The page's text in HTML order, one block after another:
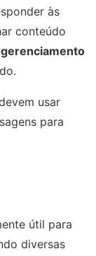
às
conteúdo
usar
para
útil para
diversas